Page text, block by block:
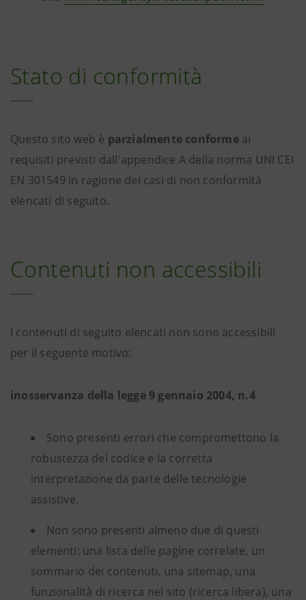
Stato di conformità
Questo sito web è parzialmente conformeai
requisiti previsti dall'appendice A della norma UNI CEI
EN 301549 in ragione dei casi di non conformità
elencati di seguito.
Contenuti non accessibili
I contenuti di seguito elencati non sono accessibili
per il seguente motivo:
inosservanza della legge 9 gennaio 2004, n.4
Sono presenti errori che compromettono la
robustezza del codice e la corretta
interpretazione da parte delle tecnologie
assistive.
Non sono presenti almeno due di questi
elementi: una lista delle pagine correlate, un
sommario dei contenuti, una sitemap, una
funzionalità di ricerca nel sito (ricerca libera), una